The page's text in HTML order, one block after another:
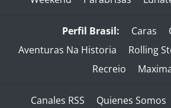
Perfil Brasil: Caras
Aventuras Na Historia
Rolling
Recreio
Canales RSS Quienes Somos